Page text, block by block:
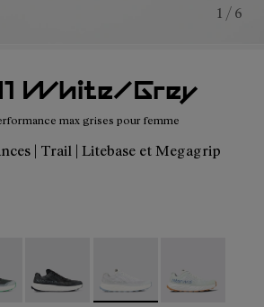
1 / 6
White/Grey
max grises pour femme
| Trail | Litebase et Megagrip